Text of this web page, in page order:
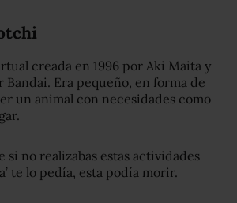
creada en 1996 por Aki Maita y
Era pequeño, en forma de
un animal con necesidades como
si no realizabas estas actividades
te lo pedía, esta podía morir.